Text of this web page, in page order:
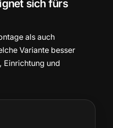
sich fürs
als auch
Variante besser
Einrichtung und